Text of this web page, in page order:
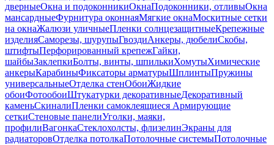
дверныеОкна и подоконникиОкнаПодоконники, отливыОкна
мансардныеФурнитура оконнаяМягкие окнаМоскитные сетки
на окнаЖалюзи уличныеПленки солнцезащитныеКрепежные
изделияСаморезы, шурупыГвоздиАнкеры, дюбелиСкобы,
штифтыПерфорированный крепежГайки,
шайбыЗаклепкиБолты, винты, шпилькиХомутыХимические
анкерыКарабиныФиксаторы арматурыШплинтыПружины
универсальныеОтделка стенОбоиЖидкие
обоиФотообоиШтукатурки декоративныеДекоративный
каменьСкиналиПленки самоклеящиеся Армирующие
сеткиСтеновые панелиУголки, маяки,
профилиВагонкаСтеклохолсты, флизелинЭкраны для
радиаторовОтделка потолкаПотолочные системыПотолочные